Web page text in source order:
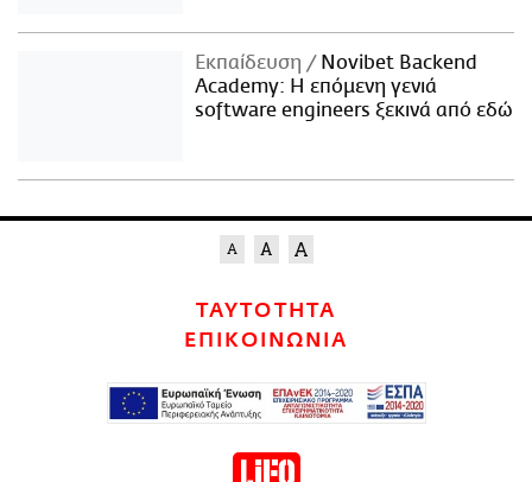
Εκπαίδευση
Novibet Backend
Academy: Η επόμενη γενιά
software engineers ξεκινά από εδώ
ΤΑΥΤΟΤΗΤΑ
ΕΠΙΚΟΙΝΩΝΙΑ